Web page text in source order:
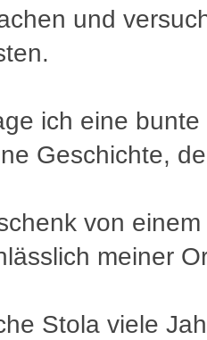
und
ich eine bunte
Geschichte,
von
meiner
Stola viele